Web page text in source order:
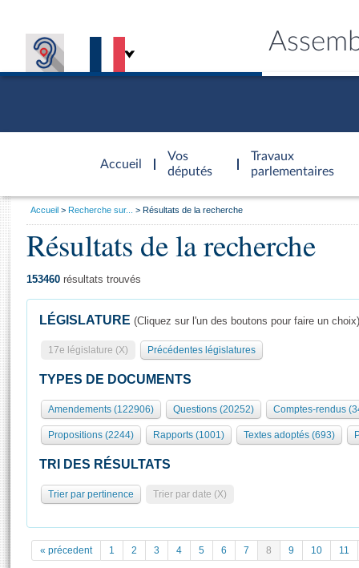
Accueil
d'accueil
Vos
députés
Travaux
parlementaires
Présidence
577 députés
Groupes politiques
Séance publique
Commissions et autres organes
Europe et International
Pétitions
Général
Rôle et pouvoirs de l'Assemblée
Organisation de l'Assemblée
Présidence Conférence des Présidents Bureau Collège des
Statistiques et chiffres clés
Documents de référence
( Constitution | Règlement de l'Assemblée ... )
Visiter l'Assemblée
Visite virtuelle du palais Bourbon
Assister à une séance
La Bibliothèque
Vous
Accueil Recherche sur... Résultats de la recherche
Résultats de la recherche
153460 résultats trouvés
LÉGISLATURE (Cliquez sur l'un des boutons pour faire un choix)
17e législature (X) Précédentes législatures
TYPES DE DOCUMENTS
Amendements (122906) Questions (20252) Comptes-rendus
Propositions (2244) Rapports (1001) Textes adoptés (693)
TRI DES RÉSULTATS
Trier par pertinence Trier par date (X)
« précedent 1 2 3 4 5 6 7 8 9 10 11